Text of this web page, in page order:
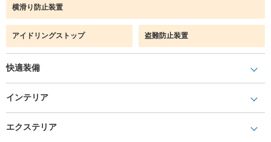
横滑り防止装置
アイドリングストップ 盗難防止装置
快適装備
インテリア
エクステリア